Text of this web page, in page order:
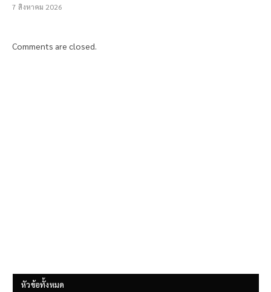
7 สิงหาคม 2026
Comments are closed.
หัวข้อทั้งหมด